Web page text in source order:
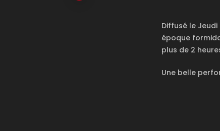
Diffusé le
époque
plus de 2
Une belle